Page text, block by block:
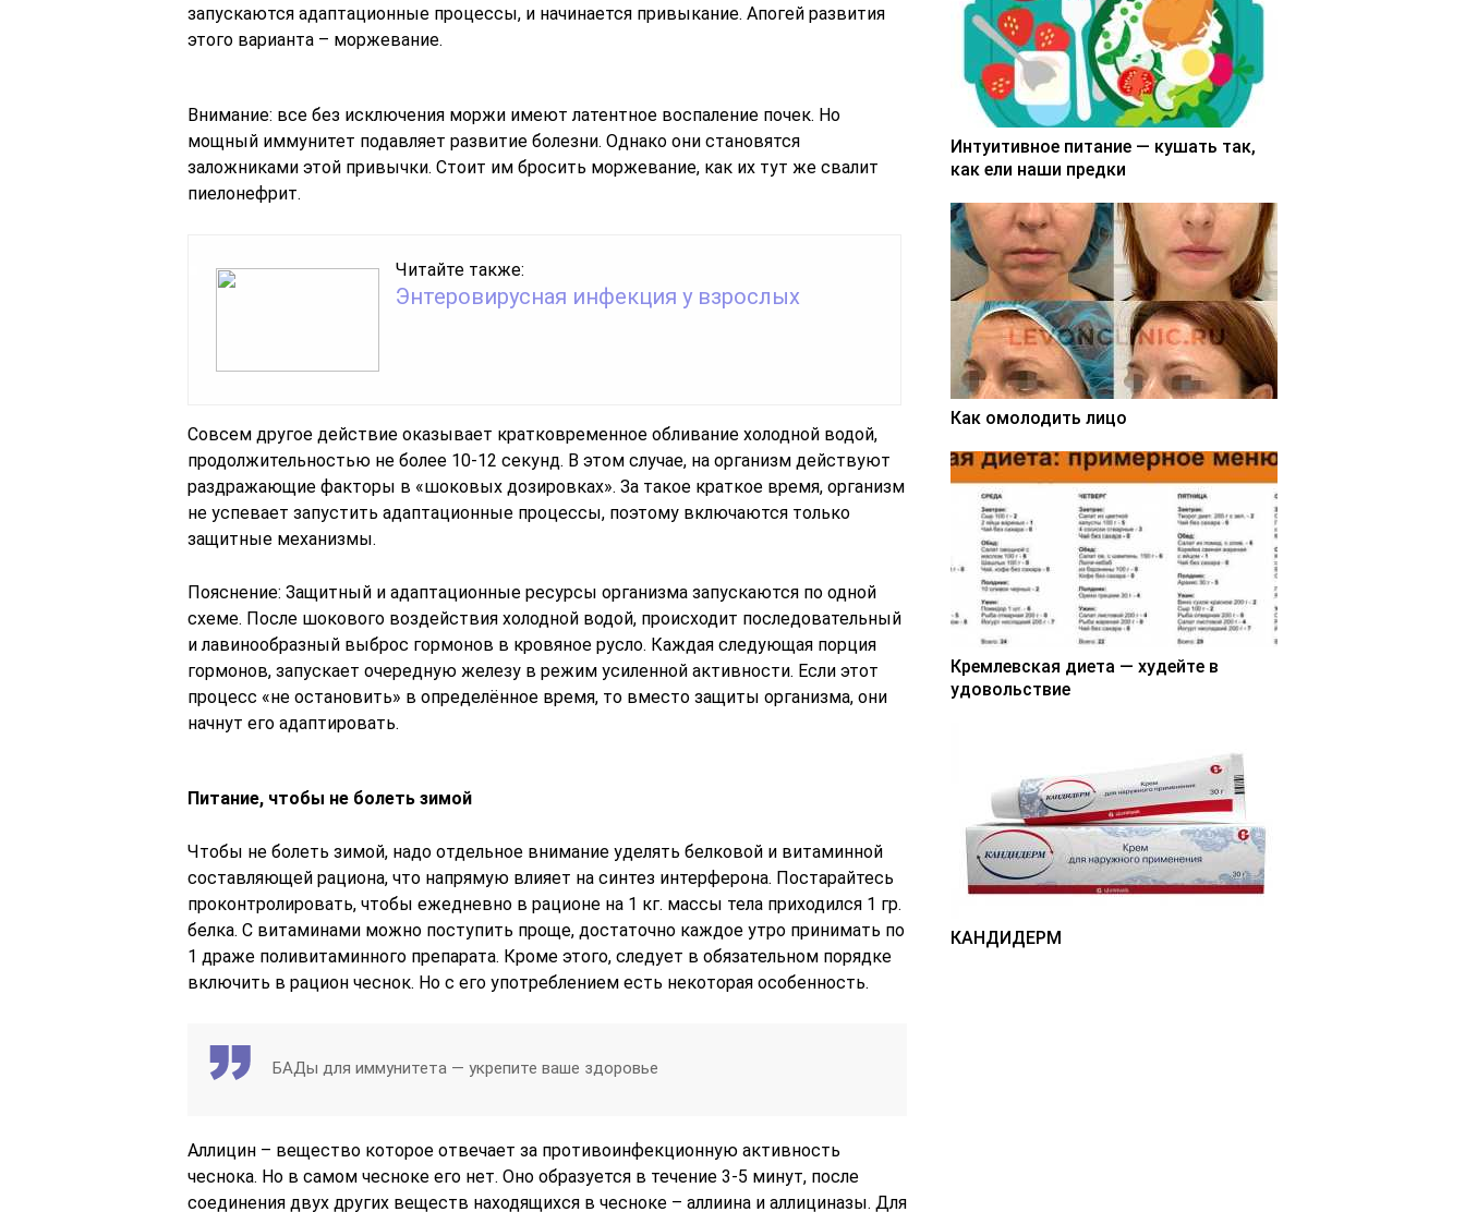
запускаются адаптационные процессы, и начинается привыкание. Апогей развития
этого варианта – моржевание.
Внимание: все без исключения моржи имеют латентное воспаление почек. Но
мощный иммунитет подавляет развитие болезни. Однако они становятся
заложниками этой привычки. Стоит им бросить моржевание, как их тут же свалит
пиелонефрит.
Читайте также:
Энтеровирусная инфекция у взрослых
Совсем другое действие оказывает кратковременное обливание холодной водой,
продолжительностью не более 10-12 секунд. В этом случае, на организм действуют
раздражающие факторы в «шоковых дозировках». За такое краткое время, организм
не успевает запустить адаптационные процессы, поэтому включаются только
защитные механизмы.
Пояснение: Защитный и адаптационные ресурсы организма запускаются по одной
схеме. После шокового воздействия холодной водой, происходит последовательный
и лавинообразный выброс гормонов в кровяное русло. Каждая следующая порция
гормонов, запускает очередную железу в режим усиленной активности. Если этот
процесс «не остановить» в определённое время, то вместо защиты организма, они
начнут его адаптировать.
Питание, чтобы не болеть зимой
Чтобы не болеть зимой, надо отдельное внимание уделять белковой и витаминной
составляющей рациона, что напрямую влияет на синтез интерферона. Постарайтесь
проконтролировать, чтобы ежедневно в рационе на 1 кг. массы тела приходился 1 гр.
белка. С витаминами можно поступить проще, достаточно каждое утро принимать по
1 драже поливитаминного препарата. Кроме этого, следует в обязательном порядке
включить в рацион чеснок. Но с его употреблением есть некоторая особенность.
БАДы для иммунитета — укрепите ваше здоровье
Аллицин – вещество которое отвечает за противоинфекционную активность
чеснока. Но в самом чесноке его нет. Оно образуется в течение 3-5 минут, после
соединения двух других веществ находящихся в чесноке – аллиина и аллициназы. Для
Интуитивное питание — кушать так,
как ели наши предки
Как омолодить лицо
Кремлевская диета — худейте в
удовольствие
КАНДИДЕРМ